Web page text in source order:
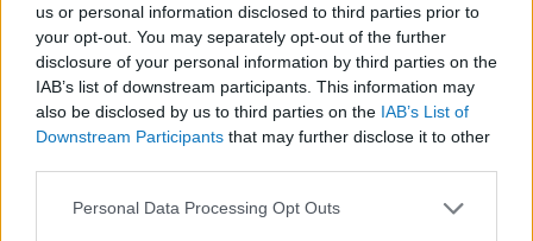
us or personal information disclosed to third parties prior to
your opt-out. You may separately opt-out of the further
disclosure of your personal information by third parties on the
IAB’s list of downstream participants. This information may
also be disclosed by us to third parties on the IAB’s List of
Downstream Participants that may further disclose it to other
Please note that this website/app uses one or more Google
Personal Data Processing Opt Outs
Már Donald Trump 2025.januári beiktatását
megelőzően lehetséges, a világkereskedelmet
potenciálisan értintő intézkedésekről cikkeztek a
világsajtóban. Trump elnök második ciklusának első
heteiben a várakozásoknak megfelelően a fennálló
nemzetközi kereskedelmi viszonyokra nézve
radikális lépéseket…